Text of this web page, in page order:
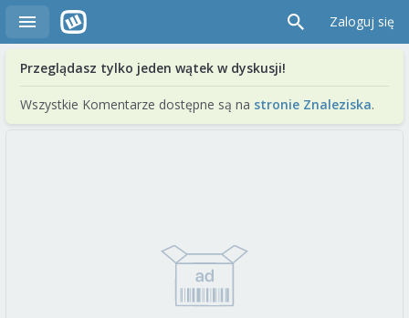
Zaloguj się
Przeglądasz tylko jeden wątek w dyskusji!
Wszystkie Komentarze dostępne są na stronie Znaleziska.